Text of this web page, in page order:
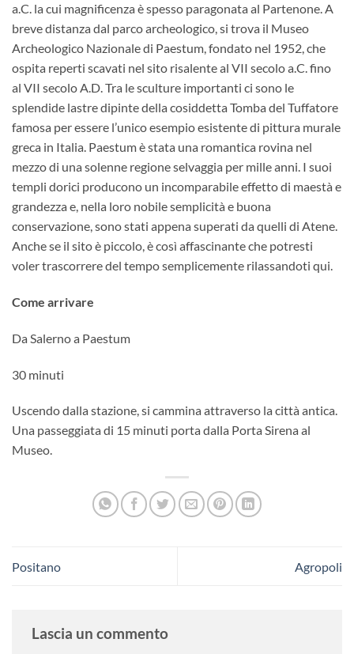
a.C. la cui magnificenza è spesso paragonata al Partenone. A
breve distanza dal parco archeologico, si trova il Museo
Archeologico Nazionale di Paestum, fondato nel 1952, che
ospita reperti scavati nel sito risalente al VII secolo a.C. fino
al VII secolo A.D. Tra le sculture importanti ci sono le
splendide lastre dipinte della cosiddetta Tomba del Tuffatore
famosa per essere l’unico esempio esistente di pittura murale
greca in Italia. Paestum è stata una romantica rovina nel
mezzo di una solenne regione selvaggia per mille anni. I suoi
templi dorici producono un incomparabile effetto di maestà e
grandezza e, nella loro nobile semplicità e buona
conservazione, sono stati appena superati da quelli di Atene.
Anche se il sito è piccolo, è così affascinante che potresti
voler trascorrere del tempo semplicemente rilassandoti qui.
Come arrivare
Da Salerno a Paestum
30 minuti
Uscendo dalla stazione, si cammina attraverso la città antica.
Una passeggiata di 15 minuti porta dalla Porta Sirena al
Museo.
Positano Agropoli
Lascia un commento